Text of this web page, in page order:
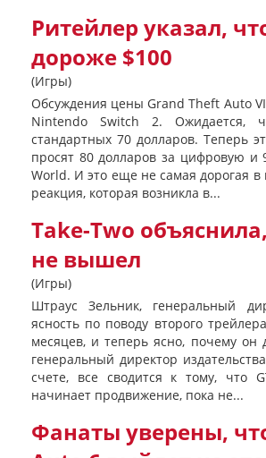
Ритейлер указал,
дороже $100
(Игры)
Обсуждения цены Grand Theft Auto
Nintendo Switch 2. Ожидается,
стандартных 70 долларов. Теперь
просят 80 долларов за цифровую
World. И это еще не самая дорогая в
реакция, которая возникла в...
Take-Two
не вышел
(Игры)
Штраус Зельник, генеральный
ясность по поводу второго
месяцев, и теперь ясно, почему
генеральный директор
счете, все сводится к тому, что
начинает продвижение, пока не...
Фанаты уверены,